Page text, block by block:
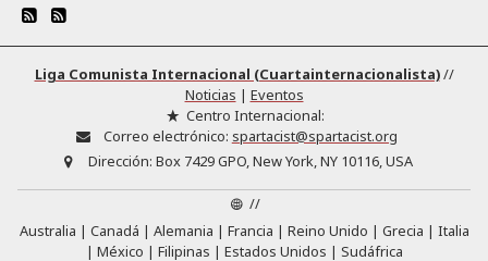
Liga Comunista Internacional (Cuartainternacionalista)//
Noticias | Eventos
Centro Internacional:
Correo electrónico: spartacist@spartacist.org
Dirección: Box 7429 GPO, New York, NY 10116, USA
//
Australia
Canadá Alemania Francia Reino Unido Grecia
Italia
México
Filipinas Estados Unidos Sudáfrica